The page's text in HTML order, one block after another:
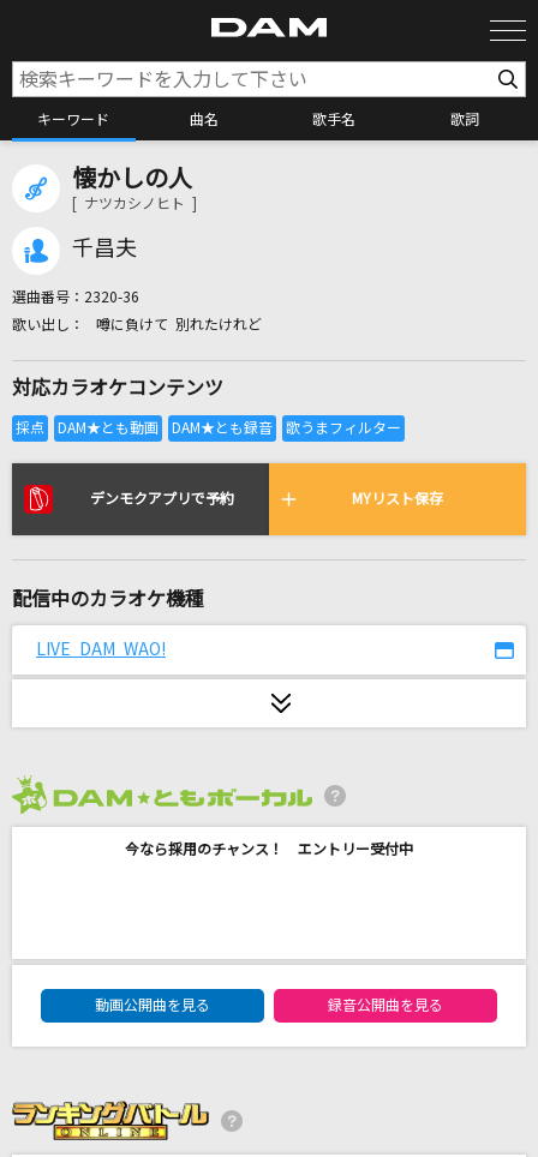
キーワード 曲名 歌手名 歌詞
全国りれき
リアルタイムで歌われている曲の一覧
I LOVE...
サウンドスケープ
Mrs. GREEN APPLE
The Beatles
[生音]Dress You Up [ドレス・ユー・アップ]
勿忘
懐かしの人
[ ナツカシノヒト ]
千昌夫
選曲番号： 2320-36
噂に負けて 別れたけれど
対応カラオケコンテンツ
デンモクアプリで予約 MYリスト保存
配信中のカラオケ機種
LIVE DAM WAO!
今なら採用のチャンス！ エントリー受付中
DAM★ともボーカルエントリーランキング
動画公開曲を見る
録音公開曲を見る